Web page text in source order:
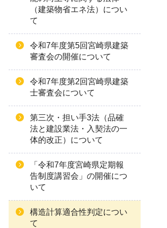
（建築物省エネ法）につい
て
令和7年度第5回宮崎県建築
審査会の開催について
令和7年度第2回宮崎県建築
士審査会について
第三次・担い手3法（品確
法と建設業法・入契法の一
体的改正）について
「令和7年度宮崎県定期報
告制度講習会」の開催につ
いて
構造計算適合性判定につい
て